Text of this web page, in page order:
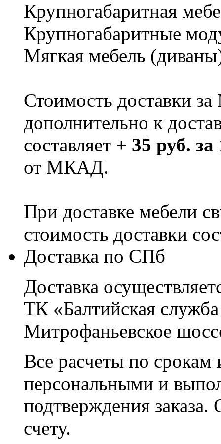
Крупногабаритная
Крупногабаритные
Мягкая мебель
Стоимость доставки
дополнительно к
составляет + 35 руб.
от МКАД.
При доставке мебели
стоимость доставки
Доставка по СПб
Доставка
ТК «Балтийская
Митрофаньевское
Все расчеты по срокам
персональными и
подтверждения заказа.
счету.